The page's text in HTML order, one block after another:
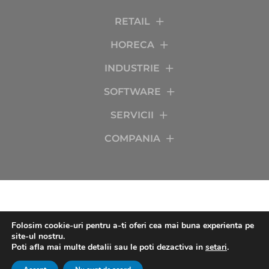
RETAIL
HORECA
INDUSTRIE
SOFTWARE
SERVICII
COMPANIA
Folosim cookie-uri pentru a-ti oferi cea mai buna experienta pe
site-ul nostru.
Poti afla mai multe detalii sau le poti dezactiva in setari.